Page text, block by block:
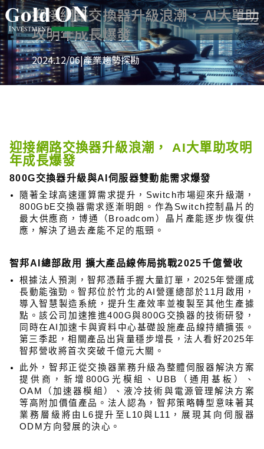
迎接網路交換器升級浪潮， AI大單助
攻明年成長爆發
2024.12/06|產業趨勢探勘
迎接網路交換器升級浪潮， AI大單助攻明
年成長爆發
800G交換器升級與AI伺服器雙動能需求爆發
隨著全球高速運算需求提升，Switch市場迎來升級潮，
800GbE交換器需求逐漸明朗。作為Switch控制晶片的
最大供應商，博通（Broadcom）晶片產能逐步恢復供
應，解決了過去產能不足的瓶頸。
智邦AI總部啟用 擴大產品線佈局挑戰2025千億營收
根據法人預測，智邦憑藉手握大量訂單，2025年營運成
長動能強勁。智邦位於竹北的AI營運總部於11月啟用，
導入智慧製造系統，提升生產效率並複製至其他生產據
點。該公司加速推進400G與800G交換器的技術研發，
同時在AI加速卡與資料中心基礎設施產品線持續擴張。
第三季起，相關產品出貨量穩步增長，法人看好2025年
智邦營收將首次突破千億元大關。
此外，智邦正從交換器業務升級為整體伺服器解決方案
提供商，新增800G光模組、UBB（通用基板）、
OAM（加速器模組）、液冷技術與電源管理解決方案
等高附加價值產品。法人認為，智邦策略轉型意味著其
業務層級將由L6提升至L10與L11，展現其向伺服器
ODM方向發展的決心。